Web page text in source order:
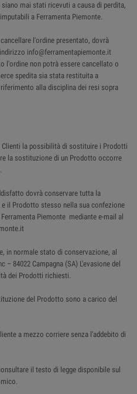
mai stati ricevuti a causa di perdita,
a Ferramenta Piemonte.
l'ordine presentato, dovrà
info@ferramentapiemonte.it
l'ordine non potrà essere cancellato o
spedita sia stata restituita a
alla disciplina dei resi sopra
Clienti la possibilità di sostituire i Prodotti
la sostituzione di un Prodotto occorre
dovrà conservare tutta la
il Prodotto stesso nella sua confezione
Piemonte mediante e-mail al
in normale stato di conservazione, al
– 84022 Campagna (SA) L'evasione del
dei Prodotti richiesti.
del Prodotto sono a carico del
a mezzo corriere senza l'addebito di
il testo di legge disponibile sul